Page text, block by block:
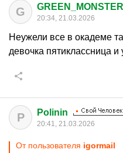
G GREEN_MONSTER
20:34, 21.03.2026
Неужели все в окадеме
девочка пятиклассница
P Polinin
20:41, 21.03.2026
От пользователя igormail